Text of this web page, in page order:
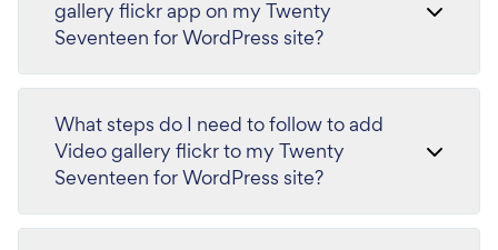
gallery flickr app on my Twenty
Seventeen for WordPress site?
What steps do I need to follow to add
Video gallery flickr to my Twenty
Seventeen for WordPress site?